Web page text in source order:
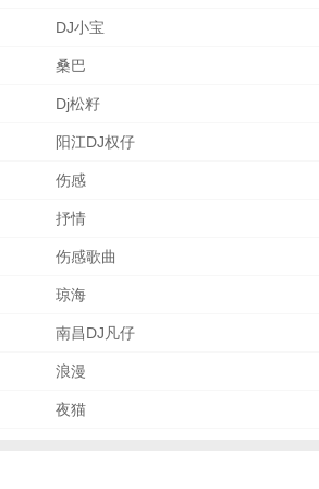
DJ小宝
桑巴
Dj松籽
阳江DJ权仔
伤感
抒情
伤感歌曲
琼海
南昌DJ凡仔
浪漫
夜猫